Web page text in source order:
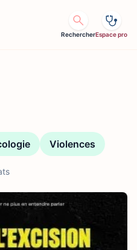
RechercherEspace pro
Violences